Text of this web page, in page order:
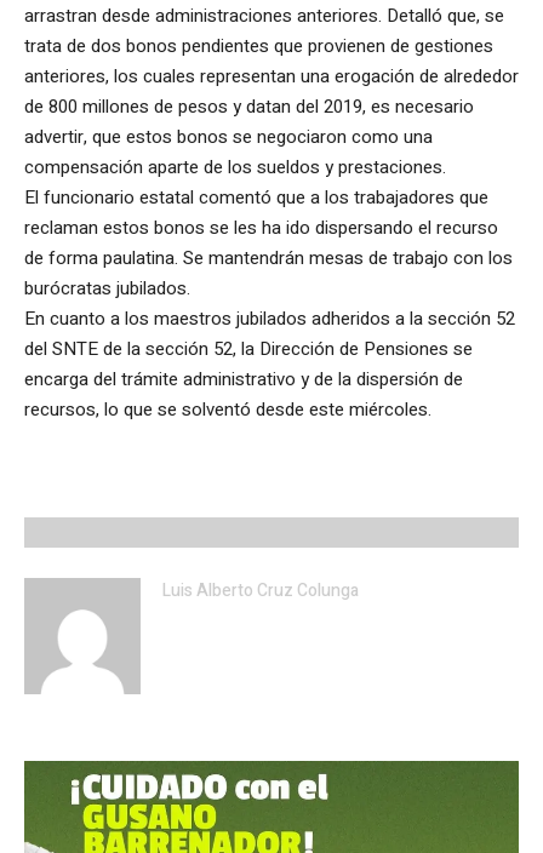
arrastran desde administraciones anteriores. Detalló que, se
trata de dos bonos pendientes que provienen de gestiones
anteriores, los cuales representan una erogación de alrededor
de 800 millones de pesos y datan del 2019, es necesario
advertir, que estos bonos se negociaron como una
compensación aparte de los sueldos y prestaciones.
El funcionario estatal comentó que a los trabajadores que
reclaman estos bonos se les ha ido dispersando el recurso
de forma paulatina. Se mantendrán mesas de trabajo con los
burócratas jubilados.
En cuanto a los maestros jubilados adheridos a la sección 52
del SNTE de la sección 52, la Dirección de Pensiones se
encarga del trámite administrativo y de la dispersión de
recursos, lo que se solventó desde este miércoles.
Luis Alberto Cruz Colunga